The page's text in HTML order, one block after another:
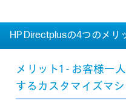
HP Directplusの4つのメリ
メリット1 - お客様一
するカスタマイズマシ